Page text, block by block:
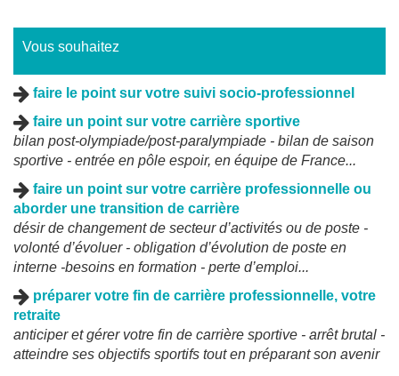
Vous souhaitez
faire le point sur votre suivi socio-professionnel
faire un point sur votre carrière sportive
bilan post-olympiade/post-paralympiade - bilan de saison
sportive - entrée en pôle espoir, en équipe de France...
faire un point sur votre carrière professionnelle ou
aborder une transition de carrière
désir de changement de secteur d’activités ou de poste -
volonté d’évoluer - obligation d’évolution de poste en
interne -besoins en formation - perte d’emploi...
préparer votre fin de carrière professionnelle, votre
retraite
anticiper et gérer votre fin de carrière sportive - arrêt brutal -
atteindre ses objectifs sportifs tout en préparant son avenir